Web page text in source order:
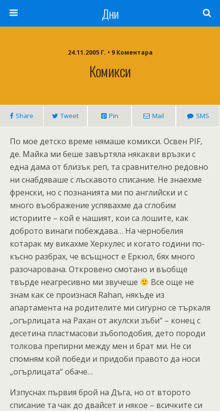
Дни
24.11.2005 Г. • 9 Коментара
Комикси
Share Tweet Pin Mail SMS
По мое детско време нямаше комикси. Освен PIF,
де. Майка ми беше завъртяла някакви връзки с
една дама от близък реп, та сравнително редовно
ни снабдяваше с лъскавото списание. Не знаехме
френски, но с познанията ми по английски и с
много въображение успявахме да сглобим
историите – кой е нашият, кои са лошите, как
доброто винаги побеждава… На чернобелия
котарак му викахме Херкулес и когато години по-
късно разбрах, че всъщност е Еркюл, бях много
разочарована. Откровено смотано и въобще
твърде неагресивно ми звучеше
Все още не
знам как се произнася Rahan, някъде из
апартамента на родителите ми сигурно се търкаля
„огърлицата на Рахан от акулски зъби“ – конец с
десетина пластмасови зъбоподобия, дето породи
толкова препирни между мен и брат ми. Не си
спомням кой победи и придоби правото да носи
„огърлицата“ обаче…
Изпуснах първия брой на Дъга, но от второто
списание та чак до двайсет и някое – всичките си